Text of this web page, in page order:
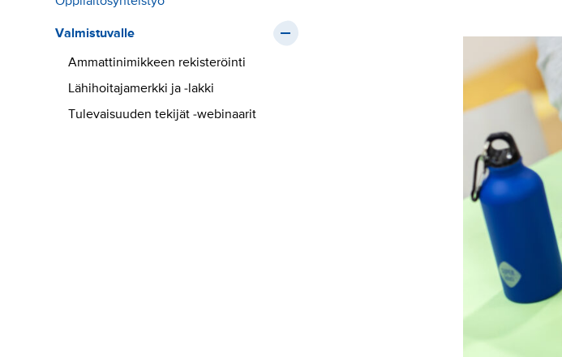
Valmistuvalle
Ammattinimikkeen rekisteröinti
Lähihoitajamerkki ja -lakki
Tulevaisuuden tekijät -webinaarit